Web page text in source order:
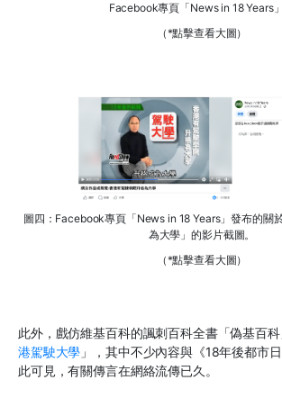
Facebook專頁「News in 18 Years」
（*點擊查看大圖）
圖四：Facebook專頁「News in 18 Years」發布的關
為大學」的影片截圖。
（*點擊查看大圖）
此外，戲仿維基百科的諷刺百科全書「偽基百
港駕駛大學 」，其中不少內容與《18年後都市
此可見，有關傳言在網絡流傳已久。